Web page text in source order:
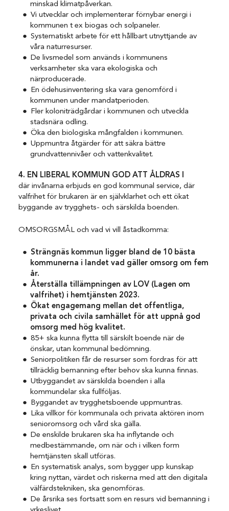
minskad klimatpåverkan.
Vi utvecklar och implementerar förnybar energi i
kommunen t ex biogas och solpaneler.
Systematiskt arbete för ett hållbart utnyttjande av
våra naturresurser.
De livsmedel som används i kommunens
verksamheter ska vara ekologiska och
närproducerade.
En ödehusinventering ska vara genomförd i
kommunen under mandatperioden.
Fler koloniträdgårdar i kommunen och utveckla
stadsnära odling.
Öka den biologiska mångfalden i kommunen.
Uppmuntra åtgärder för att säkra bättre
grundvattennivåer och vattenkvalitet.
4. EN LIBERAL KOMMUN GOD ATT ÅLDRAS I
där invånarna erbjuds en god kommunal service, där
valfrihet för brukaren är en självklarhet och ett ökat
byggande av trygghets- och särskilda boenden.
OMSORGSMÅL och vad vi vill åstadkomma:
Strängnäs kommun ligger bland de 10 bästa
kommunerna i landet vad gäller omsorg om fem
år.
Återställa tillämpningen av LOV (Lagen om
valfrihet) i hemtjänsten 2023.
Ökat engagemang mellan det offentliga,
privata och civila samhället för att uppnå god
omsorg med hög kvalitet.
85+ ska kunna flytta till särskilt boende när de
önskar, utan kommunal bedömning.
Seniorpolitiken får de resurser som fordras för att
tillräcklig bemanning efter behov ska kunna finnas.
Utbyggandet av särskilda boenden i alla
kommundelar ska fullföljas.
Byggandet av trygghetsboende uppmuntras.
Lika villkor för kommunala och privata aktören inom
senioromsorg och vård ska gälla.
De enskilde brukaren ska ha inflytande och
medbestämmande, om när och i vilken form
hemtjänsten skall utföras.
En systematisk analys, som bygger upp kunskap
kring nyttan, värdet och riskerna med att den digitala
välfärdstekniken, ska genomföras.
De årsrika ses fortsatt som en resurs vid bemanning i